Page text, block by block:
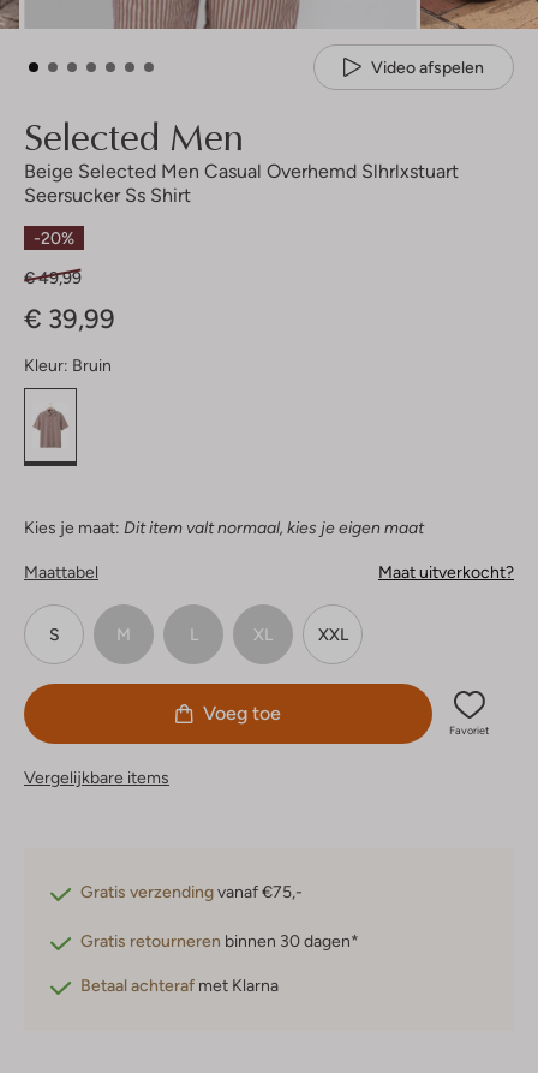
Video afspelen
Selected Men
Beige Selected Men Casual Overhemd Slhrlxstuart
Seersucker Ss Shirt
-20%
€ 49,99
€ 39,99
Kleur: Bruin
Kies je maat: Dit item valt normaal, kies je eigen maat
Maattabel Maat uitverkocht?
S M L XL XXL
Voeg toe
Favoriet
Vergelijkbare items
Gratis verzendingvanaf €75,-
Gratis retourneren binnen 30 dagen*
Betaal achteraf met Klarna